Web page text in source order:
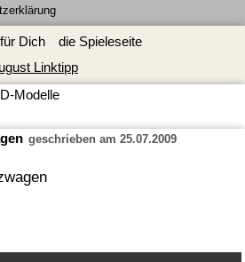
Dich
die Spieleseite
Linktipp
Modelle
geschrieben am 25.07.2009